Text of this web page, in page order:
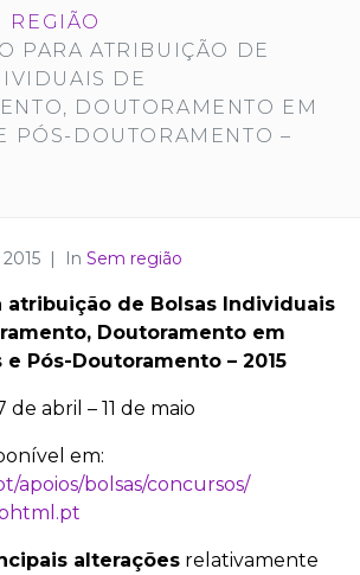
REGIÃO
PARA ATRIBUIÇÃO DE
DE
DOUTORAMENTO EM
PÓS-DOUTORAMENTO –
In Sem região
atribuição de Bolsas Individuais
Doutoramento em
e Pós-Doutoramento – 2015
de abril – 11 de maio
em:
apoios/bolsas/concursos/
alterações relativamente